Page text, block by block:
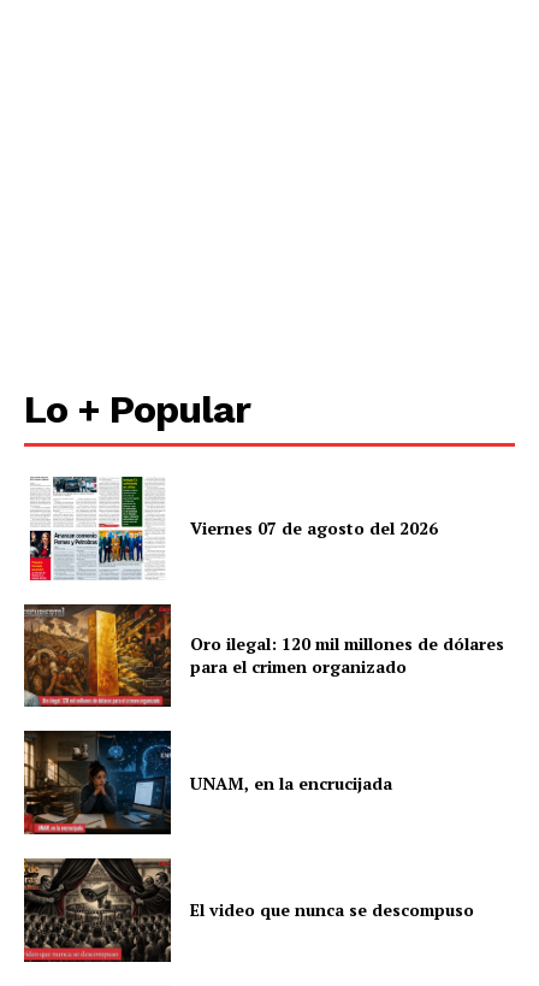
Lo + Popular
Viernes 07 de agosto del 2026
Oro ilegal: 120 mil millones de dólares
para el crimen organizado
UNAM, en la encrucijada
El video que nunca se descompuso